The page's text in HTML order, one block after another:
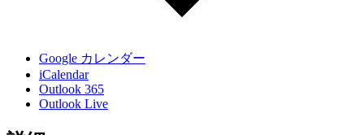
Google カレンダー
iCalendar
Outlook 365
Outlook Live